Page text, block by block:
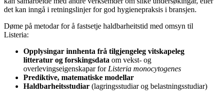
det kan inngå i retningslinjer for god hygienepraksis i bransjen.
Døme på metodar for å fastsetje haldbarheitstid med omsyn til
Listeria:
Opplysingar innhenta frå tilgjengeleg vitskapeleg
litteratur og forskingsdata om vekst- og
overlevingseigenskapar for Listeria monocytogenes
Prediktive, matematiske modellar
Haldbarheitsstudiar (lagringsstudiar og belastningsstudiar)